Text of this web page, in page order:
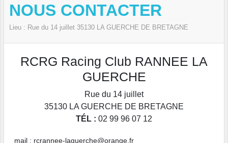
NOUS CONTACTER
Lieu : Rue du 14 juillet 35130 LA GUERCHE DE BRETAGNE
RCRG Racing Club RANNEE LA
GUERCHE
Rue du 14 juillet
35130 LA GUERCHE DE BRETAGNE
TÉL : 02 99 96 07 12
mail : rcrannee-laguerche@orange.fr